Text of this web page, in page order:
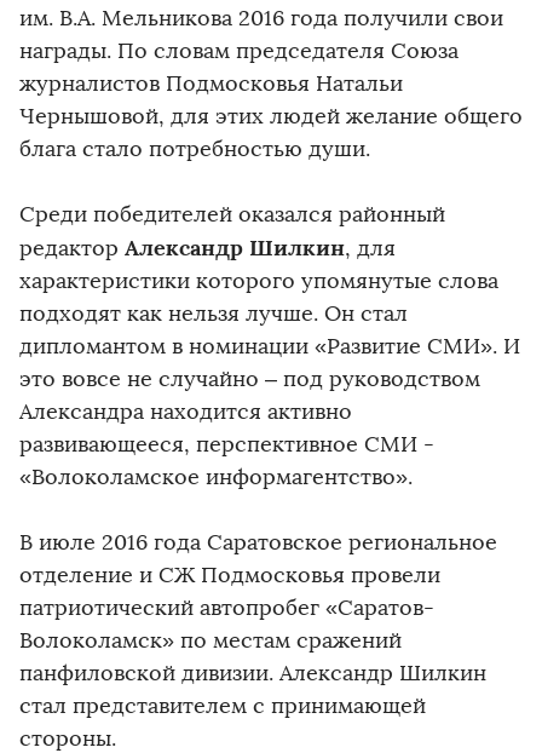
им. В.А. Мельникова 2016 года получили свои
награды. По словам председателя Союза
журналистов Подмосковья Натальи
Чернышовой, для этих людей желание общего
блага стало потребностью души.
Среди победителей оказался районный
редактор Александр Шилкин, для
характеристики которого упомянутые слова
подходят как нельзя лучше. Он стал
дипломантом в номинации «Развитие СМИ». И
это вовсе не случайно – под руководством
Александра находится активно
развивающееся, перспективное СМИ -
«Волоколамское информагентство».
В июле 2016 года Саратовское региональное
отделение и СЖ Подмосковья провели
патриотический автопробег «Саратов-
Волоколамск» по местам сражений
панфиловской дивизии. Александр Шилкин
стал представителем с принимающей
стороны.